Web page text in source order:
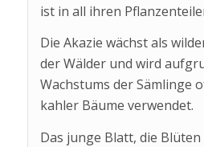
ist in all ihren
Die Akazie wächst als
der Wälder und wird
Wachstums der Sämlinge
kahler Bäume verwendet.
Das junge Blatt, die